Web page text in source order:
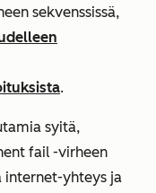
sekvenssissä,
.
syitä,
fail -virheen
internet-yhteys ja